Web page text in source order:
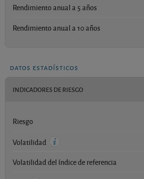
Rendimiento anual a 5 años
Rendimiento anual a 10 años
datos estadísticos
INDICADORES DE RIESGO
Riesgo
Volatilidad
Volatilidad del índice de referencia